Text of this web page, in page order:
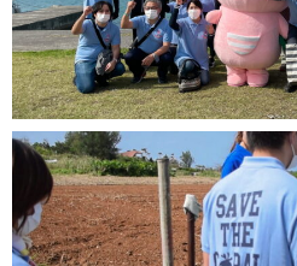
このように植物で赤土や土砂
リーンベルト（植生帯）』と
今回取材で参加した恩納村主
地域の住民や自治体・企業・
掃活動や陸上の農作地でのグ
っています。